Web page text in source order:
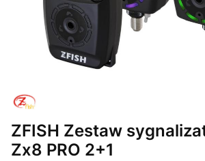
ZFISH Zestaw
Zx8 PRO 2+1